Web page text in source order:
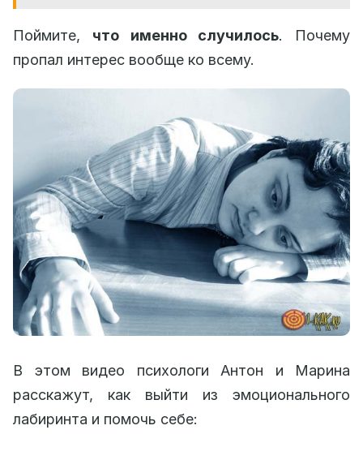
Поймите, что именно случилось. Почему
пропал интерес вообще ко всему.
В этом видео психологи Антон и Марина
расскажут, как выйти из эмоционального
лабиринта и помочь себе: